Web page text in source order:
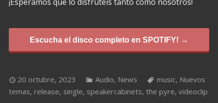
Escucha el disco completo en SPOTIFY! →
20 octubre, 2023 Audio, News music, Nuevos
temas, release, single, speakercabinets, the pyre, videoclip